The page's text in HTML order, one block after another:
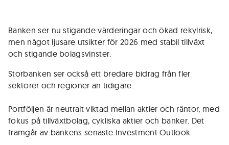
Banken ser nu stigande värderingar och ökad rekylrisk,
men något ljusare utsikter för 2026 med stabil tillväxt
och stigande bolagsvinster.
Storbanken ser också ett bredare bidrag från fler
sektorer och regioner än tidigare.
Portföljen är neutralt viktad mellan aktier och räntor, med
fokus på tillväxtbolag, cykliska aktier och banker. Det
framgår av bankens senaste Investment Outlook.